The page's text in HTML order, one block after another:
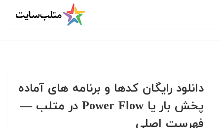
‫‫دانلود رایگان کدها و برنامه های آماده
پخش بار یا Power Flow در متلب —
فهرست اصلی